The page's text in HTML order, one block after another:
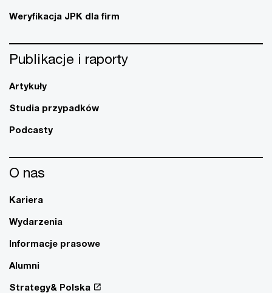
Weryfikacja JPK dla firm
Publikacje i raporty
Artykuły
Studia przypadków
Podcasty
O nas
Kariera
Wydarzenia
Informacje prasowe
Alumni
Strategy& Polska